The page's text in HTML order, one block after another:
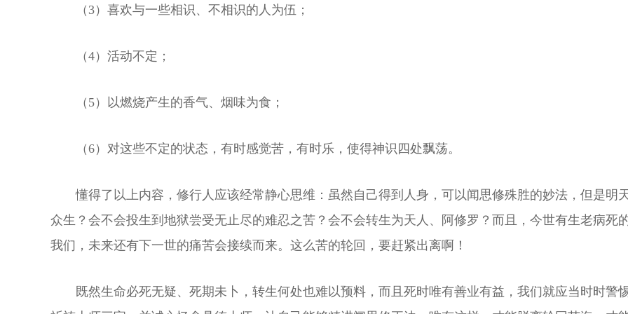
（3）喜欢与一些相识、不相识的人为伍；
（4）活动不定；
（5）以燃烧产生的香气、烟味为食；
（6）对这些不定的状态，有时感觉苦，有时乐，使得神识四处飘荡。
懂得了以上内容，修行人应该经常静心思维：虽然自己得到人身，可以闻思修殊胜的妙法，但是明
众生？会不会投生到地狱尝受无止尽的难忍之苦？会不会转生为天人、阿修罗？而且，今世有生老病死
我们，未来还有下一世的痛苦会接续而来。这么苦的轮回，要赶紧出离啊！
既然生命必死无疑、死期未卜，转生何处也难以预料，而且死时唯有善业有益，我们就应当时时警